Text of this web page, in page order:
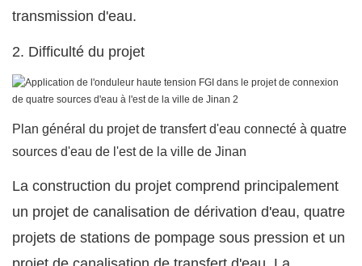
transmission d'eau.
2. Difficulté du projet
Plan général du projet de transfert d'eau connecté à quatre
sources d'eau de l'est de la ville de Jinan
La construction du projet comprend principalement
un projet de canalisation de dérivation d'eau, quatre
projets de stations de pompage sous pression et un